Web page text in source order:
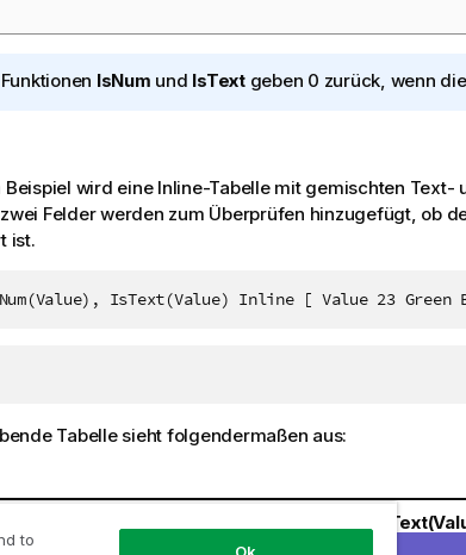
IsNum und IsTextgeben 0 zurück, wenn
wird eine Inline-Tabelle mit gemischten Text-
Felder werden zum Überprüfen hinzugefügt, ob
ist.
IsText(Value) Inline [ Value 23 Green
Tabelle sieht folgendermaßen aus:
to